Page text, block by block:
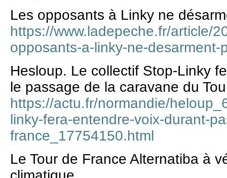
Les opposants à Linky ne
https://www.ladepeche.fr/article/
opposants-a-linky-ne-desarment-
Hesloup. Le collectif Stop-Linky
le passage de la caravane du
https://actu.fr/normandie/
linky-fera-entendre-voix-durant-
france_17754150.html
Le Tour de France Alternatiba à